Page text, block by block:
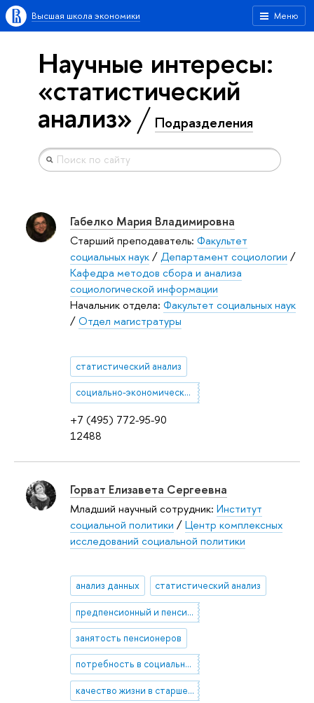
Меню
Высшая школа экономики
Научные интересы:
«статистический
анализ» Подразделения
+7 (495) 772-95-90
12488
Габелко Мария Владимировна
Старший преподаватель: Факультет
социальных наук/Департамент социологии /
Кафедра методов сбора и анализа
социологической информации
Начальник отдела: Факультет социальных наук
/Отдел магистратуры
статистический анализ
социально-экономические процессы
Горват Елизавета Сергеевна
Младший научный сотрудник: Институт
социальной политики /Центр комплексных
исследований социальной политики
анализ данных статистический анализ
предпенсионный и пенсионный возраст
занятость пенсионеров
потребность в социальном обслуживании
качество жизни в старшем возрасте